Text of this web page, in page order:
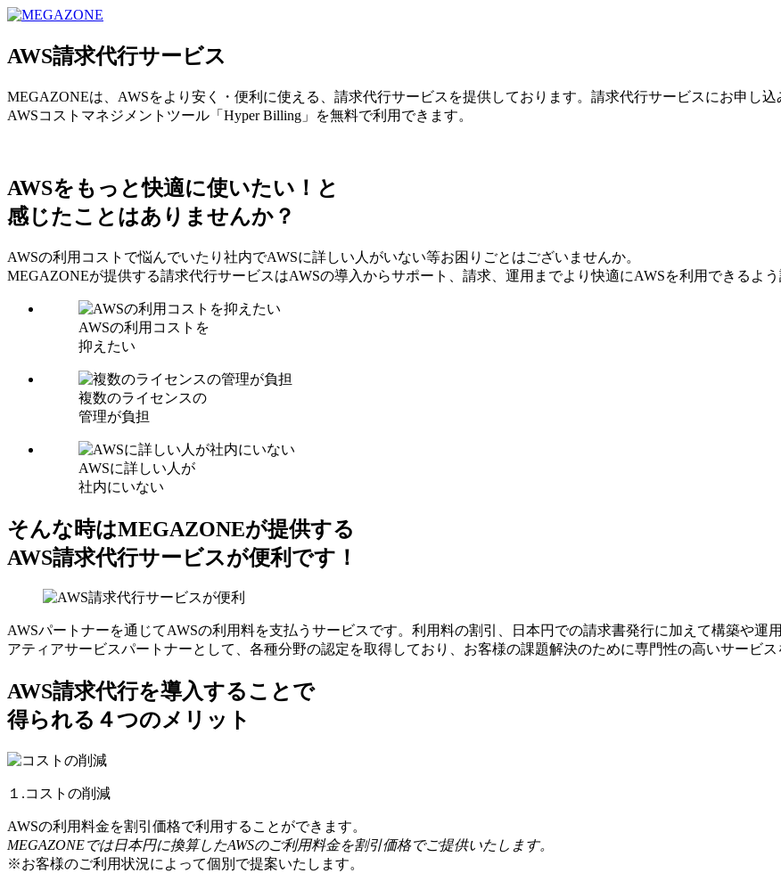
AWS請求代行サービス
MEGAZONEは、AWSをより安く・便利に使える、請求代行サービスを提供しております。請求代行サービスにお申し
AWSコストマネジメントツール「Hyper Billing」を無料で利用できます。
AWSをもっと快適に使いたい！と
感じたことはありませんか？
AWSの利用コストで悩んでいたり社内でAWSに詳しい人がいない等お困りごとはございませんか。
MEGAZONEが提供する請求代行サービスはAWSの導入からサポート、請求、運用までより快適にAWSを利用できるよ
AWSの利用コストを
抑えたい
複数のライセンスの
管理が負担
AWSに詳しい人が
社内にいない
そんな時はMEGAZONEが提供する
AWS請求代行サービスが便利です！
AWSパートナーを通じてAWSの利用料を支払うサービスです。利用料の割引、日本円での請求書発行に加えて構築や運
アティアサービスパートナーとして、各種分野の認定を取得しており、お客様の課題解決のために専門性の高いサービス
AWS請求代行を導入することで
得られる４つのメリット
１.コストの削減
AWSの利用料金を割引価格で利用することができます。
MEGAZONEでは日本円に換算したAWSのご利用料金を割引価格でご提供いたします。
※お客様のご利用状況によって個別で提案いたします。